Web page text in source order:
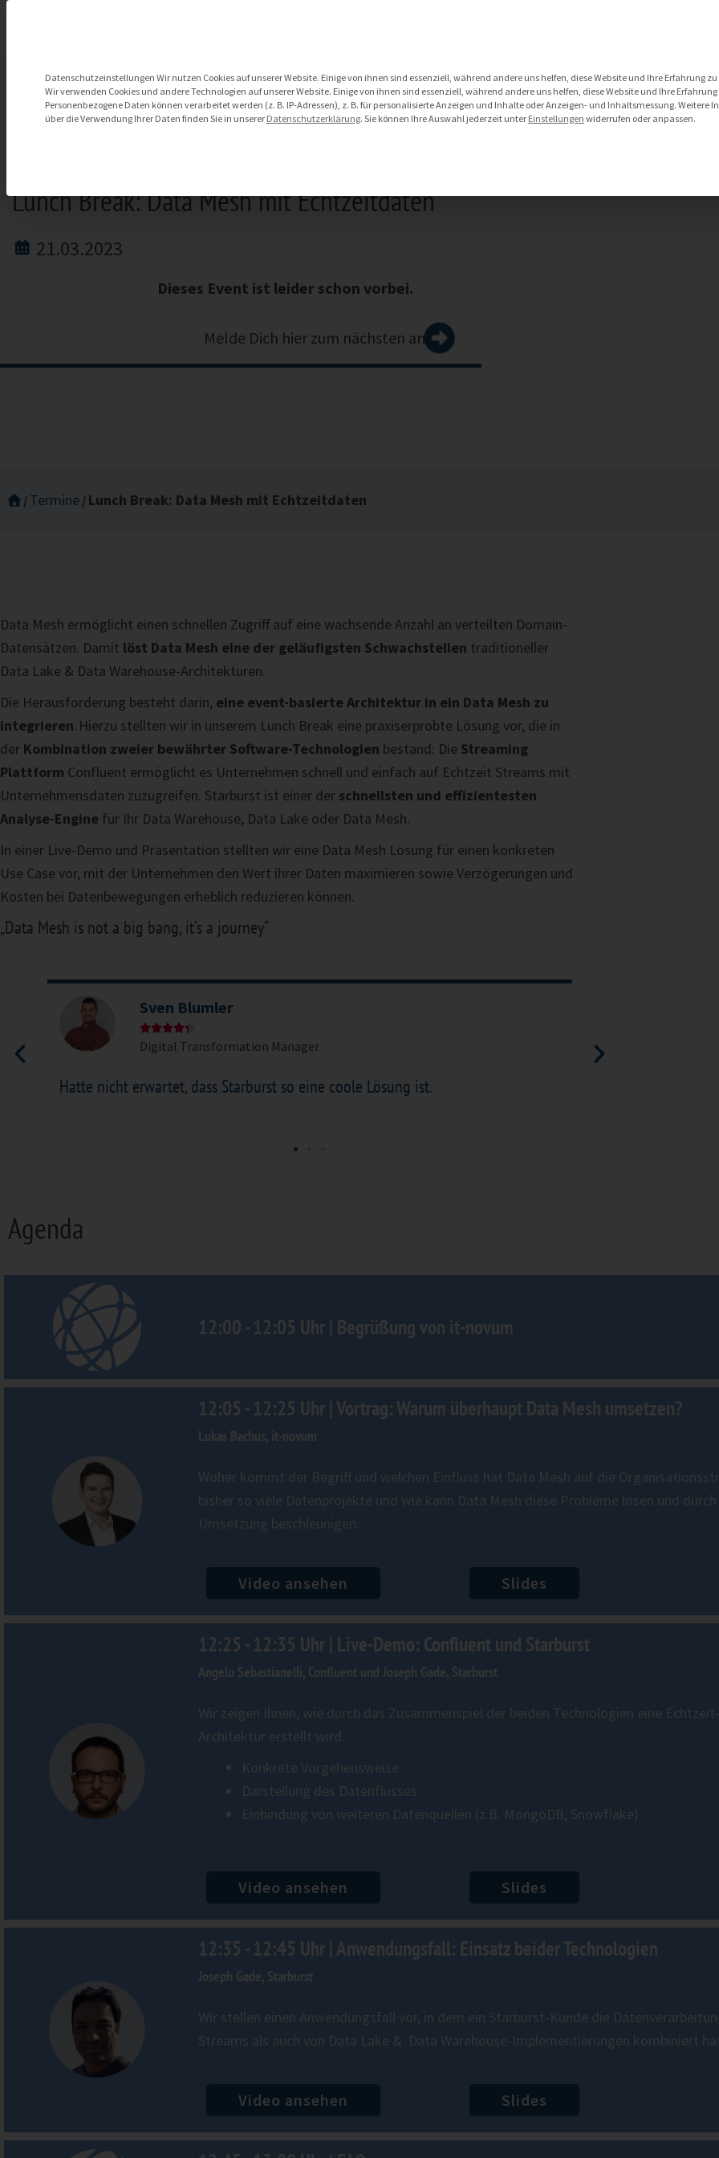
Lunch Break: Data Mesh mit Echtzeitdaten
21.03.2023
Dieses Event ist leider schon vorbei.
Melde Dich hier zum nächsten an
Termine Lunch Break: Data Mesh mit Echtzeitdaten
Data Mesh ermöglicht einen schnellen Zugriff auf eine wachsende Anzahl an verteilten Domain-
Datensätzen. Damit löst Data Mesh eine der geläufigsten Schwachstellen traditioneller
Data Lake & Data Warehouse-Architekturen.
Die Herausforderung besteht darin, eine event-basierte Architektur in ein Data Mesh zu
integrieren. Hierzu stellten wir in unserem Lunch Break eine praxiserprobte Lösung vor, die in
der Kombination zweier bewährter Software-Technologien bestand: Die Streaming
Plattform Confluent ermöglicht es Unternehmen schnell und einfach auf Echtzeit Streams mit
Unternehmensdaten zuzugreifen. Starburst ist einer der schnellsten und effizientesten
Analyse-Engine für Ihr Data Warehouse, Data Lake oder Data Mesh.
In einer Live-Demo und Präsentation stellten wir eine Data Mesh Lösung für einen konkreten
Use Case vor, mit der Unternehmen den Wert ihrer Daten maximieren sowie Verzögerungen und
Kosten bei Datenbewegungen erheblich reduzieren können.
„Data Mesh is not a big bang, it’s a journey”
Sven Blumler

Digital Transformation Manager
Hatte nicht erwartet, dass Starburst so eine coole Lösung ist.
Agenda
12:00 - 12:05 Uhr | Begrüßung​ von it-novum
12:05 - 12:25 Uhr | ​Vortrag: ​Warum überhaupt Data Mesh umsetzen?
Lukas Bachus, it-novum
Woher kommt der Begriff und welchen Einfluss hat Data Mesh auf die
bisher so viele Datenprojekte und wie kann Data Mesh diese Probleme lösen und
Umsetzung beschleunigen.
Video ansehen Slides
12:25 - 12:35 Uhr | Live-Demo: Confluent und Starburst
Angelo Sebastianelli, Confluent und Joseph Gade, Starburst
Wir zeigen ​Ihnen, wie​ durch das Zusammenspiel der beiden ​Technologien ​eine
Architektur erstellt wird.
Konkrete Vorgehensweise
Darstellung des Datenflusses
Einbindung von weiteren Datenquellen (z.B. MongoDB, Snowflake)
Video ansehen Slides
12:35 - 12:45 Uhr | Anwendungsfall​:​ Einsatz beider Technologien
Joseph Gade, Starburst
​​W​ir ​stellen einen ​Anwendungsf​all vor​, in ​dem​ ​ein ​Starburst-Kunde die
Streams als auch von Data Lake​ & ​​ ​​Data Warehouse-​Implementierungen kombiniert
Video ansehen Slides
Datenschutzeinstellungen
Datenschutzeinstellungen Wir nutzen Cookies auf unserer Website. Einige von ihnen sind essenziell, während andere uns helfen, diese Website und Ihre Erfahrung zu
Wir verwenden Cookies und andere Technologien auf unserer Website. Einige von ihnen sind essenziell, während andere uns helfen, diese Website und Ihre Erfahrung
Personenbezogene Daten können verarbeitet werden (z. B. IP-Adressen), z. B. für personalisierte Anzeigen und Inhalte oder Anzeigen- und Inhaltsmessung. Weitere
über die Verwendung Ihrer Daten finden Sie in unserer Datenschutzerklärung. Sie können Ihre Auswahl jederzeit unter Einstellungen widerrufen oder anpassen.